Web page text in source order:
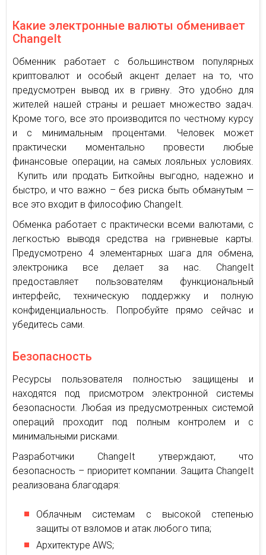
Какие электронные валюты обменивает
ChangeIt
Обменник работает с большинством популярных
криптовалют и особый акцент делает на то, что
предусмотрен вывод их в гривну. Это удобно для
жителей нашей страны и решает множество задач.
Кроме того, все это производится по честному курсу
и с минимальным процентами. Человек может
практически моментально провести любые
финансовые операции, на самых лояльных условиях.
Купить или продать Биткойны выгодно, надежно и
быстро, и что важно – без риска быть обманутым —
все это входит в философию ChangeIt.
Обменка работает с практически всеми валютами, с
легкостью выводя средства на гривневые карты.
Предусмотрено 4 элементарных шага для обмена,
электроника все делает за нас. ChangeIt
предоставляет пользователям функциональный
интерфейс, техническую поддержку и полную
конфиденциальность. Попробуйте прямо сейчас и
убедитесь сами.
Безопасность
Ресурсы пользователя полностью защищены и
находятся под присмотром электронной системы
безопасности. Любая из предусмотренных системой
операций проходит под полным контролем и с
минимальными рисками.
Разработчики ChangeIt утверждают, что
безопасность – приоритет компании. Защита ChangeIt
реализована благодаря:
Облачным системам с высокой степенью
защиты от взломов и атак любого типа;
Архитектуре AWS;